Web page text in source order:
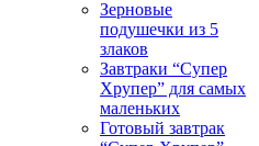
Зерновые
подушечки из 5
злаков
Завтраки “Супер
Хрупер” для самых
маленьких
Готовый завтрак